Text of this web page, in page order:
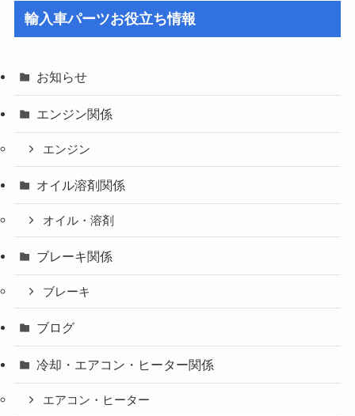
輸入車パーツお役立ち情報
お知らせ
エンジン関係
エンジン
オイル溶剤関係
オイル・溶剤
ブレーキ関係
ブレーキ
ブログ
冷却・エアコン・ヒーター関係
エアコン・ヒーター